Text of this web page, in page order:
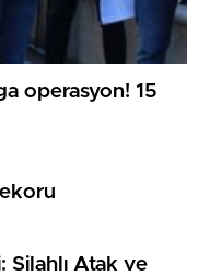
operasyon! 15
Silahlı Atak ve